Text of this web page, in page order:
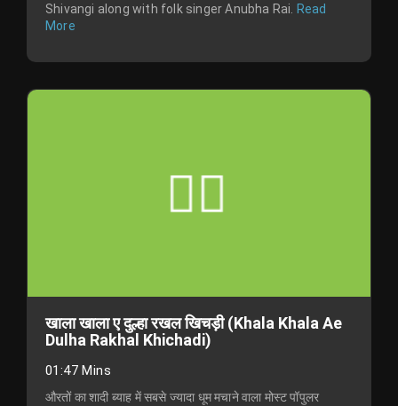
Shivangi along with folk singer Anubha Rai.
Read
More
खाला खाला ए दुल्हा रखल खिचड़ी (Khala Khala Ae
Dulha Rakhal Khichadi)
01:47 Mins
औरतों का शादी ब्याह में सबसे ज्यादा धूम मचाने वाला मोस्ट पॉपुलर